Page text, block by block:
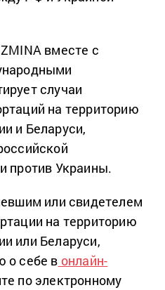
вместе с
случаи
на территорию
и Беларуси,
против Украины.
или свидетелем
на территорию
или Беларуси,
о себе в онлайн-
по электронному